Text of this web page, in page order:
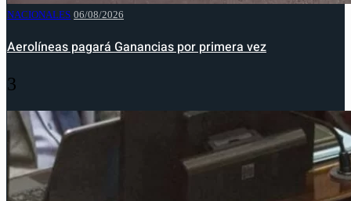
NACIONALES 06/08/2026
Aerolíneas pagará Ganancias por primera vez
3